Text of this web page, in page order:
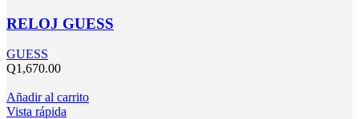
RELOJ GUESS
GUESS
Q1,670.00
Añadir al carrito
Vista rápida